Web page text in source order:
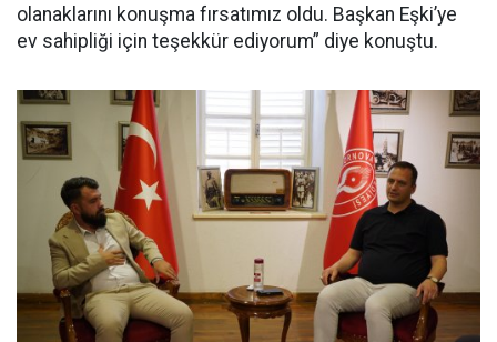
olanaklarını konuşma fırsatımız oldu. Başkan Eşki’ye
ev sahipliği için teşekkür ediyorum” diye konuştu.